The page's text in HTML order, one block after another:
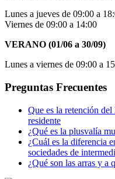
Lunes a jueves de 09:00 a
Viernes de 09:00 a 14:00
VERANO (01/06 a 30/09)
Lunes a viernes de 09:00 a
Preguntas Frecuentes
Que es la retención
residente
¿Qué es la plusvalía
¿Cuál es la diferencia
sociedades de
¿Qué son las arras y a